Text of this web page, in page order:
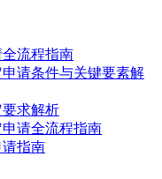
流程指南
请条件与关键要素解
求解析
请全流程指南
指南